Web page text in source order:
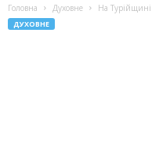
Головна Духовне На
ДУХОВНЕ